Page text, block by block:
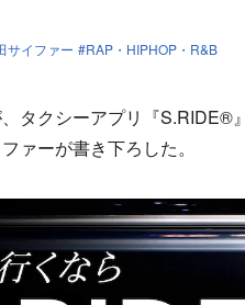
サイファー RAP・HIPHOP・R&B
タクシーアプリ『S.RIDE®
ァーが書き下ろした。